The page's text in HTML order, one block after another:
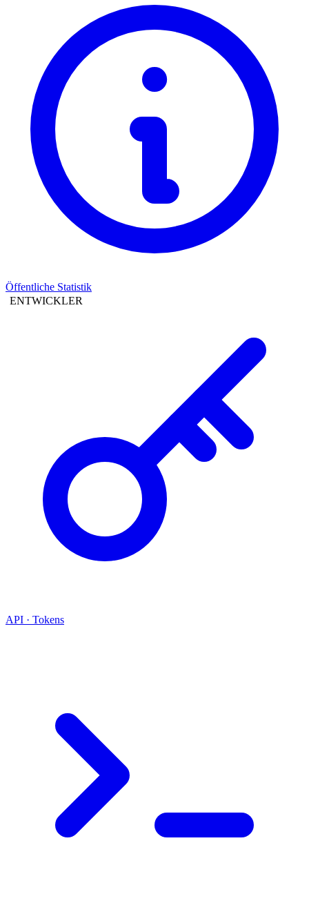
Öffentliche Statistik
ENTWICKLER
API · Tokens